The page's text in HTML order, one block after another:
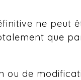
ne peut
que
ou de